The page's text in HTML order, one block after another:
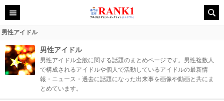
男性アイドル
男性アイドル
男性アイドル全般に関する話題のまとめページです。男性複数人
で構成されるアイドルや個人で活動しているアイドルの最新情
報・ニュース・過去に話題になった出来事を画像や動画と共にま
とめています。